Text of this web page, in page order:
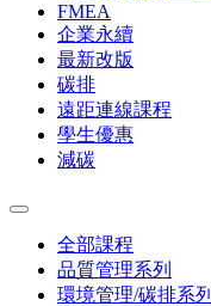
FMEA
企業永續
最新改版
碳排
遠距連線課程
學生優惠
減碳
全部課程
品質管理系列
環境管理/碳排系列